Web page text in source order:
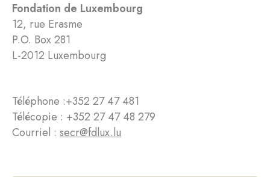
Fondation de Luxembourg
12, rue Erasme
P.O. Box 281
L-2012 Luxembourg
Téléphone :+352 27 47 481
Télécopie : +352 27 47 48 279
Courriel : secr@fdlux.lu